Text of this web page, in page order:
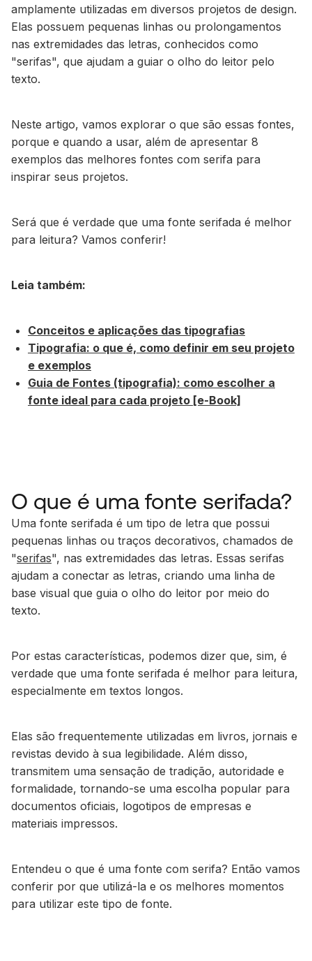
amplamente utilizadas em diversos projetos de design.
Elas possuem pequenas linhas ou prolongamentos
nas extremidades das letras, conhecidos como
"serifas", que ajudam a guiar o olho do leitor pelo
texto.
Neste artigo, vamos explorar o que são essas fontes,
porque e quando a usar, além de apresentar 8
exemplos das melhores fontes com serifa para
inspirar seus projetos.
Será que é verdade que uma fonte serifada é melhor
para leitura? Vamos conferir!
Leia também:
Conceitos e aplicações das tipografias
Tipografia: o que é, como definir em seu projeto
e exemplos
Guia de Fontes (tipografia): como escolher a
fonte ideal para cada projeto [e-Book]
O que é uma fonte serifada?
Uma fonte serifada é um tipo de letra que possui
pequenas linhas ou traços decorativos, chamados de
"serifas", nas extremidades das letras. Essas serifas
ajudam a conectar as letras, criando uma linha de
base visual que guia o olho do leitor por meio do
texto.
Por estas características, podemos dizer que, sim, é
verdade que uma fonte serifada é melhor para leitura,
especialmente em textos longos.
Elas são frequentemente utilizadas em livros, jornais e
revistas devido à sua legibilidade. Além disso,
transmitem uma sensação de tradição, autoridade e
formalidade, tornando-se uma escolha popular para
documentos oficiais, logotipos de empresas e
materiais impressos.
Entendeu o que é uma fonte com serifa? Então vamos
conferir por que utilizá-la e os melhores momentos
para utilizar este tipo de fonte.